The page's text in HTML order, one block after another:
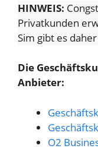
HINWEIS:
Privatkunden
Sim gibt es
Die
Anbieter:
O2